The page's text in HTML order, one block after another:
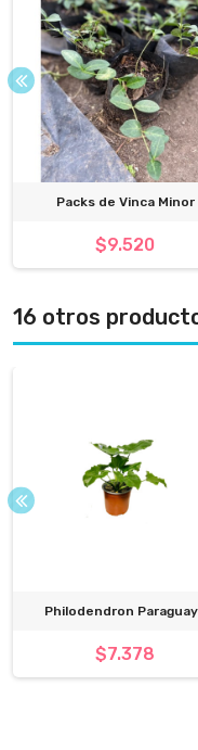
Packs de Vinca Minor
$9.520
16 otros
Philodendron
$7.378